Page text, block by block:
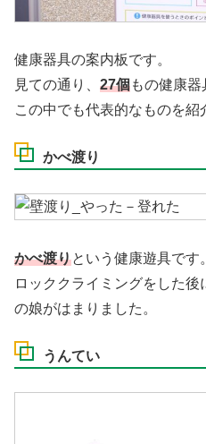
健康器具の案内板です。
見ての通り、 27個もの健康器
この中でも代表的なものを紹
かべ渡り
かべ渡りという健康遊具です。
ロッククライミングをした
の娘がはまりました。
うんてい